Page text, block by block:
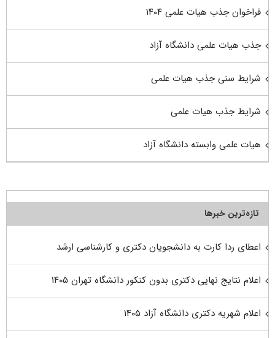
فراخوان جذب هیات علمی ۱۴۰۴
جذب هیات علمی دانشگاه آزاد
شرایط سنی جذب هیات علمی
شرایط جذب هیات علمی
هیات علمی وابسته دانشگاه آزاد
تازه‌ترین خبرها
اعطای ردا کارت به دانشجویان دکتری و کارشناسی ارشد
اعلام نتایج نهایی دکتری بدون کنکور دانشگاه تهران ۱۴۰۵
اعلام شهریه دکتری دانشگاه آزاد ۱۴۰۵